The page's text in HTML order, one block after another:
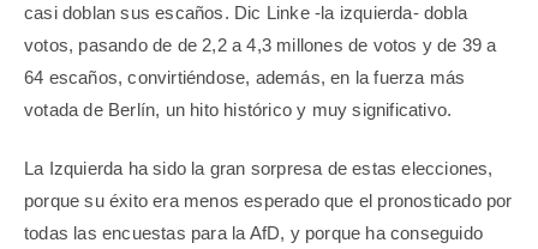
casi doblan sus escaños. Dic Linke -la izquierda- dobla
votos, pasando de de 2,2 a 4,3 millones de votos y de 39 a
64 escaños, convirtiéndose, además, en la fuerza más
votada de Berlín, un hito histórico y muy significativo.
La Izquierda ha sido la gran sorpresa de estas elecciones,
porque su éxito era menos esperado que el pronosticado por
todas las encuestas para la AfD, y porque ha conseguido